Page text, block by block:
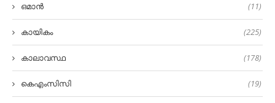
ഒമാൻ (11)
കായികം (225)
കാലാവസ്ഥ (178)
കെഎംസിസി (19)